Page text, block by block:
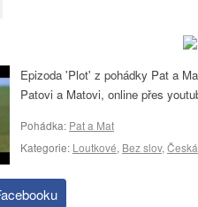
Epizoda 'Plot' z pohádky Pat a
Patovi a Matovi, online přes
Pohádka: Pat a Mat
Kategorie: Loutkové, Bez slov,